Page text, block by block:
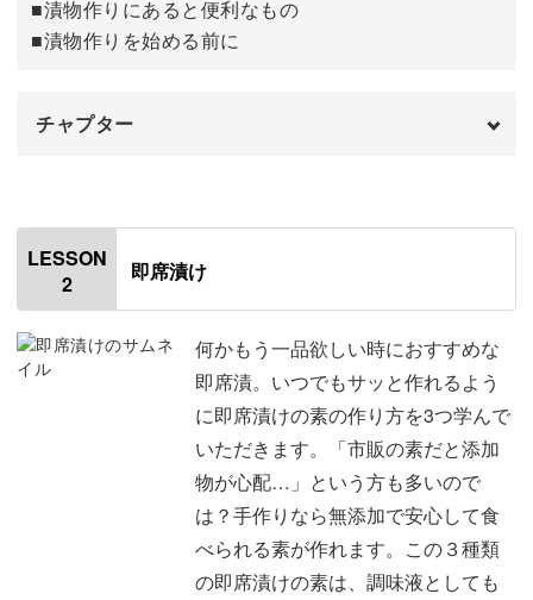
✓そもそも漬物って何？
漬物を使ったアレンジレシピもご紹介します
漬物はもちろんそのまま頂いても美味しいですが、実は
様々な使い道があります。
今回は、受講者限定で漬物を使ったレシピのPDFテキスト
■漬物作りにあると便利なもの
■漬物作りを始める前に
チャプター
はじめに
漬物について
容器について 06:43
漬物作りに便利な道具 12:12
17:04
LESSON
2
即席漬け
何かもう一品欲しい時におすすめな
即席漬。いつでもサッと作れるよう
に即席漬けの素の作り方を3つ学んで
いただきます。「市販の素だと添加
物が心配…」という方も多いので
は？手作りなら無添加で安心して食
べられる素が作れます。この３種類
の即席漬けの素は、調味液としても